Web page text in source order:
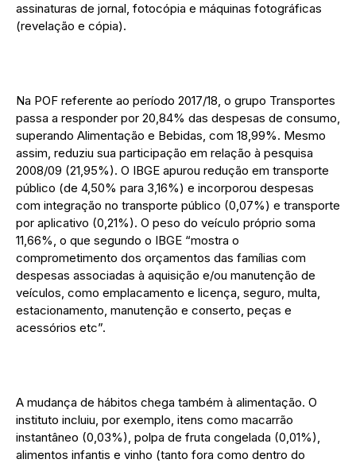
assinaturas de jornal, fotocópia e máquinas fotográficas
(revelação e cópia).
Na POF referente ao período 2017/18, o grupo Transportes
passa a responder por 20,84% das despesas de consumo,
superando Alimentação e Bebidas, com 18,99%. Mesmo
assim, reduziu sua participação em relação à pesquisa
2008/09 (21,95%). O IBGE apurou redução em transporte
público (de 4,50% para 3,16%) e incorporou despesas
com integração no transporte público (0,07%) e transporte
por aplicativo (0,21%). O peso do veículo próprio soma
11,66%, o que segundo o IBGE “mostra o
comprometimento dos orçamentos das famílias com
despesas associadas à aquisição e/ou manutenção de
veículos, como emplacamento e licença, seguro, multa,
estacionamento, manutenção e conserto, peças e
acessórios etc”.
A mudança de hábitos chega também à alimentação. O
instituto incluiu, por exemplo, itens como macarrão
instantâneo (0,03%), polpa de fruta congelada (0,01%),
alimentos infantis e vinho (tanto fora como dentro do